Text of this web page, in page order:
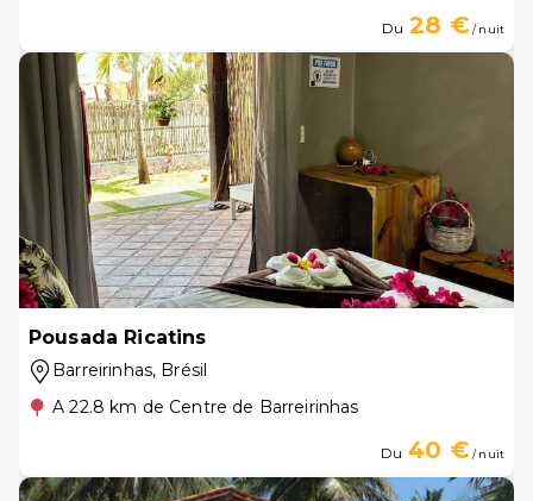
Du 28 €/ nuit
Pousada Ricatins
Barreirinhas, Brésil
A 22.8 km de Centre de Barreirinhas
Du 40 €/ nuit